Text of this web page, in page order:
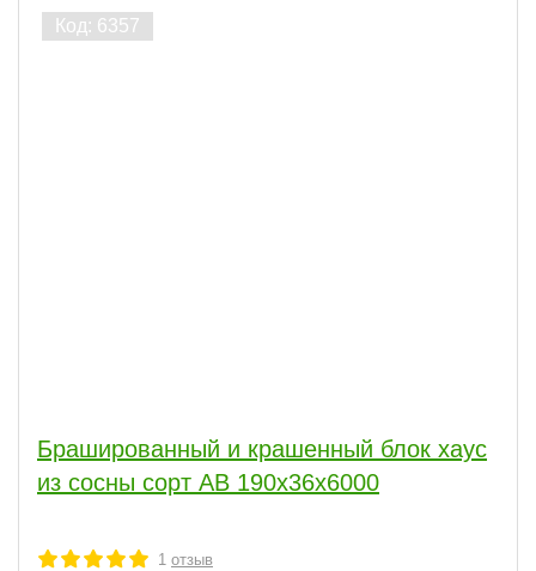
Брашированный и крашенный блок хаус
из сосны сорт АВ 190х36х6000
1 отзыв